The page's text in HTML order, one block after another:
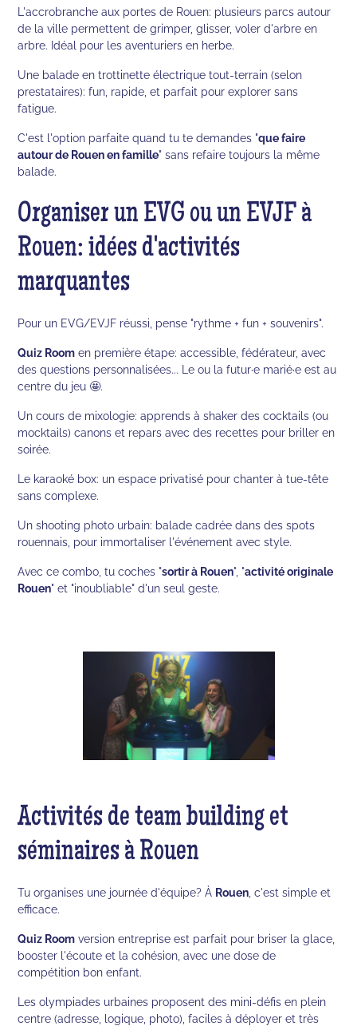
L'accrobranche aux portes de Rouen: plusieurs parcs autour
de la ville permettent de grimper, glisser, voler d'arbre en
arbre. Idéal pour les aventuriers en herbe.
Une balade en trottinette électrique tout-terrain (selon
prestataires): fun, rapide, et parfait pour explorer sans
fatigue.
C'est l'option parfaite quand tu te demandes "que faire
autour de Rouen en famille" sans refaire toujours la même
balade.
Organiser un EVG ou un EVJF à
Rouen: idées d'activités
marquantes
Pour un EVG/EVJF réussi, pense "rythme + fun + souvenirs".
Quiz Room en première étape: accessible, fédérateur, avec
des questions personnalisées... Le ou la futur·e marié·e est au
centre du jeu 🤩.
Un cours de mixologie: apprends à shaker des cocktails (ou
mocktails) canons et repars avec des recettes pour briller en
soirée.
Le karaoké box: un espace privatisé pour chanter à tue-tête
sans complexe.
Un shooting photo urbain: balade cadrée dans des spots
rouennais, pour immortaliser l'événement avec style.
Avec ce combo, tu coches "sortir à Rouen", "activité originale
Rouen" et "inoubliable" d'un seul geste.
Activités de team building et
séminaires à Rouen
Tu organises une journée d'équipe? À Rouen , c'est simple et
efficace.
Quiz Room version entreprise est parfait pour briser la glace,
booster l'écoute et la cohésion, avec une dose de
compétition bon enfant.
Les olympiades urbaines proposent des mini-défis en plein
centre (adresse, logique, photo), faciles à déployer et très